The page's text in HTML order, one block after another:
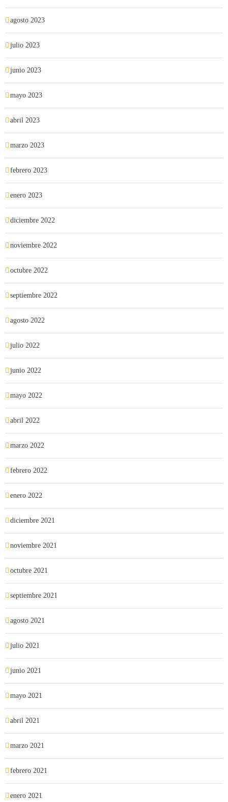
agosto 2023
julio 2023
junio 2023
mayo 2023
abril 2023
marzo 2023
febrero 2023
enero 2023
diciembre 2022
noviembre 2022
octubre 2022
septiembre 2022
agosto 2022
julio 2022
junio 2022
mayo 2022
abril 2022
marzo 2022
febrero 2022
enero 2022
diciembre 2021
noviembre 2021
octubre 2021
septiembre 2021
agosto 2021
julio 2021
junio 2021
mayo 2021
abril 2021
marzo 2021
febrero 2021
enero 2021